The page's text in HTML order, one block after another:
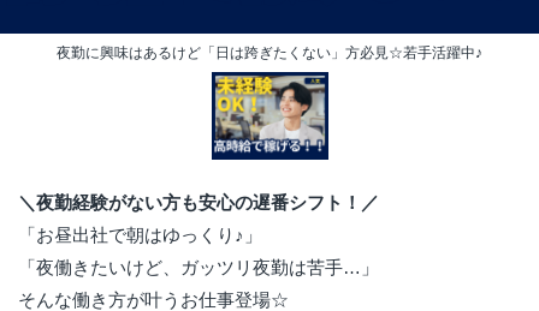
夜勤に興味はあるけど「日は跨ぎたくない」方必見☆若手活躍中♪
＼夜勤経験がない方も安心の遅番シフト！／
「お昼出社で朝はゆっくり♪」
「夜働きたいけど、ガッツリ夜勤は苦手…」
そんな働き方が叶うお仕事登場☆